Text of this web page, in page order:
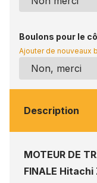
Boulons pour le
Ajouter de nouveaux
Description
MOTEUR DE
FINALE Hitachi